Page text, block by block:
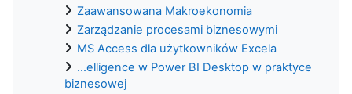
Zaawansowana Makroekonomia
Zarządzanie procesami biznesowymi
MS Access dla użytkowników Excela
...elligence w Power BI Desktop w praktyce
biznesowej